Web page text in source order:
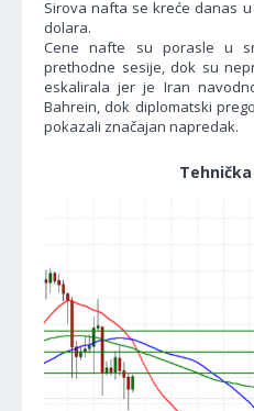
Sirova nafta se kreće danas
dolara.
Cene nafte su porasle u
prethodne sesije, dok su
eskalirala jer je Iran
Bahrein, dok diplomatski
pokazali značajan napredak.